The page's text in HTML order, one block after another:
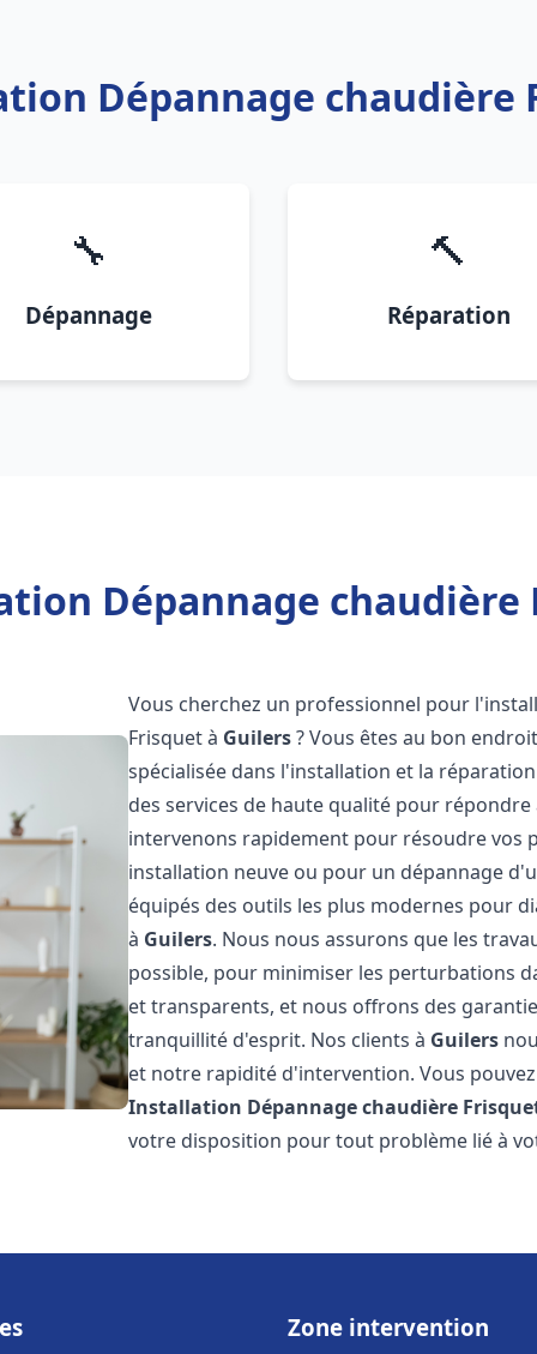
Dépannage chaudière
🔧
Dépannage
🔨
Réparation
Dépannage chaudière
Vous cherchez un professionnel pour
Frisquet à Guilers? Vous êtes au bon
spécialisée dans l'installation et la
des services de haute qualité pour
intervenons rapidement pour résoudre vos
installation neuve ou pour un dépannage
équipés des outils les plus modernes pour
à Guilers. Nous nous assurons que les
possible, pour minimiser les perturbations
et transparents, et nous offrons des
tranquillité d'esprit. Nos clients à Guilers
et notre rapidité d'intervention. Vous
Installation Dépannage chaudière
votre disposition pour tout problème lié à
Zone intervention